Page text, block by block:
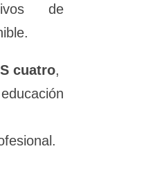
de
cuatro,